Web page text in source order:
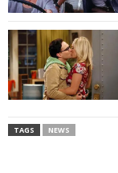
TAGS NEWS